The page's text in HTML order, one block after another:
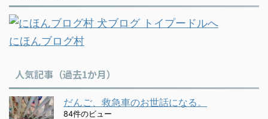
にほんブログ村
人気記事（過去1か月）
だんご、救急車のお世話になる。
84件のビュー